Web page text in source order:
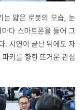
는 얇은 로봇의 모습, 눈
다 스마트폰을 들어 그
. 시연이 끝난 뒤에도 자
파키를 향한 뜨거운 관심